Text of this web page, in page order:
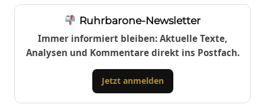
Ruhrbarone-Newsletter
Immer informiert bleiben: Aktuelle Texte,
Analysen und Kommentare direkt ins Postfach.
Jetzt anmelden